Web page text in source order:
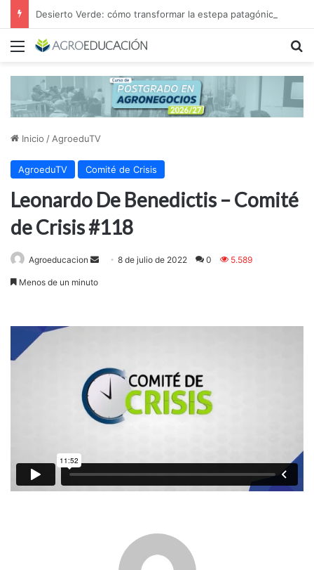
Menú
Inicio / AgroeduTV
AgroeduTV Comité de Crisis
Leonardo De Benedictis – Comité
de Crisis #118
Agroeducacion
Send8 de julio de 2022 0 5.589
Menos de un minuto